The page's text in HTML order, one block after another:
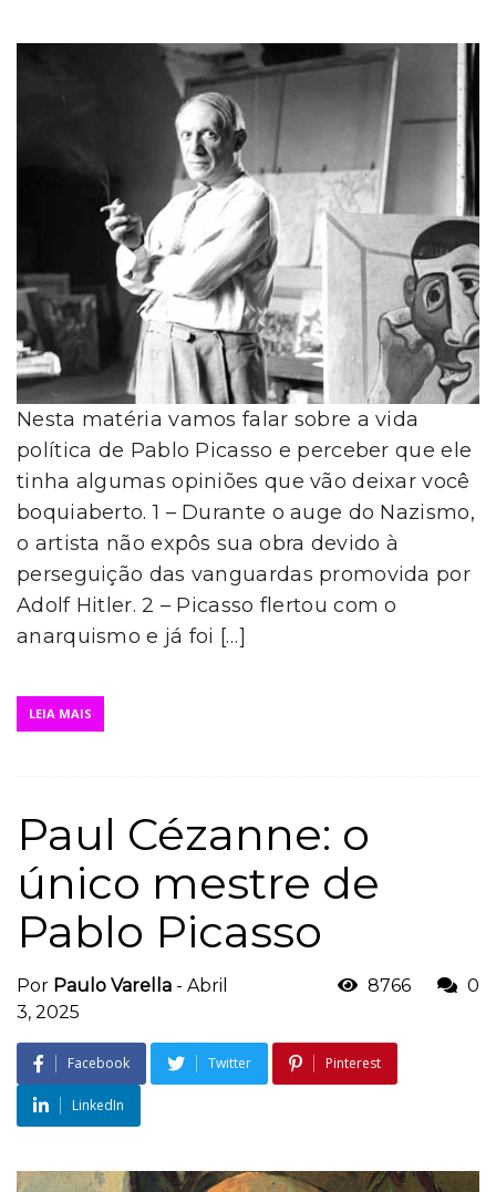
Nesta matéria vamos falar sobre a vida
política de Pablo Picasso e perceber que ele
tinha algumas opiniões que vão deixar você
boquiaberto. 1 – Durante o auge do Nazismo,
o artista não expôs sua obra devido à
perseguição das vanguardas promovida por
Adolf Hitler. 2 – Picasso flertou com o
anarquismo e já foi […]
LEIA MAIS
Paul Cézanne: o
único mestre de
Pablo Picasso
Por Paulo Varella - Abril
3, 2025
8766 0
Facebook Twitter Pinterest
LinkedIn